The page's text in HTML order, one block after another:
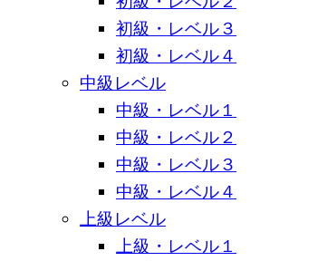
初級・レベル３
初級・レベル４
中級レベル
中級・レベル１
中級・レベル２
中級・レベル３
中級・レベル４
上級レベル
上級・レベル１